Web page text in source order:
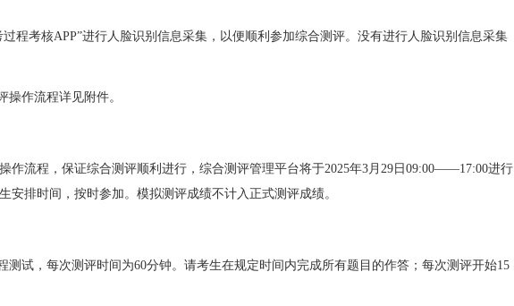
程考核APP”进行人脸识别信息采集，以便顺利参加综合测评。没有进行人脸识别信息采集
操作流程详见附件。
作流程，保证综合测评顺利进行，综合测评管理平台将于2025年3月29日09:00——17:00进行
安排时间，按时参加。模拟测评成绩不计入正式测评成绩。
测试，每次测评时间为60分钟。请考生在规定时间内完成所有题目的作答；每次测评开始15